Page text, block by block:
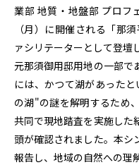
業部 地質・地盤部 プロフ
（月）に開催される「那
ァシリテーターとして登壇
元那須御用邸用地の一部で
には、かつて湖があった
の湖"の謎を解明するため
共同で現地踏査を実施した
頭が確認されました。本シ
報告し、地域の自然への理